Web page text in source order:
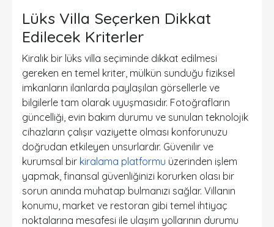
Lüks Villa Seçerken Dikkat
Edilecek Kriterler
Kiralık bir lüks villa seçiminde dikkat edilmesi
gereken en temel kriter, mülkün sunduğu fiziksel
imkanların ilanlarda paylaşılan görsellerle ve
bilgilerle tam olarak uyuşmasıdır. Fotoğrafların
güncelliği, evin bakım durumu ve sunulan teknolojik
cihazların çalışır vaziyette olması konforunuzu
doğrudan etkileyen unsurlardır. Güvenilir ve
kurumsal bir kiralama platformu üzerinden işlem
yapmak, finansal güvenliğinizi korurken olası bir
sorun anında muhatap bulmanızı sağlar. Villanın
konumu, market ve restoran gibi temel ihtiyaç
noktalarına mesafesi ile ulaşım yollarının durumu